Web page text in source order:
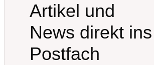
Artikel und
News direkt ins
Postfach